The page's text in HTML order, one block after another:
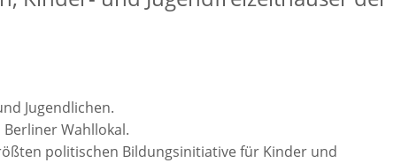
Jugendlichen.
Wahllokal.
politischen Bildungsinitiative für Kinder und